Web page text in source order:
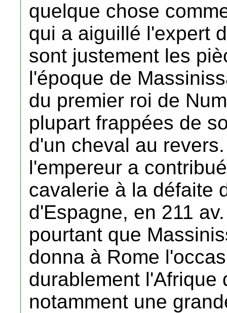
quelque chose
qui a aiguillé l'expert
sont justement les
l'époque de
du premier roi de
plupart frappées de
d'un cheval au
l'empereur a
cavalerie à la défaite
d'Espagne, en 211
pourtant que
donna à Rome
durablement l'Afrique
notamment une